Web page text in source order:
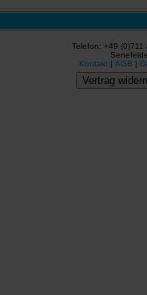
Telefon: +49
Kontakt | AGB |
Vertrag